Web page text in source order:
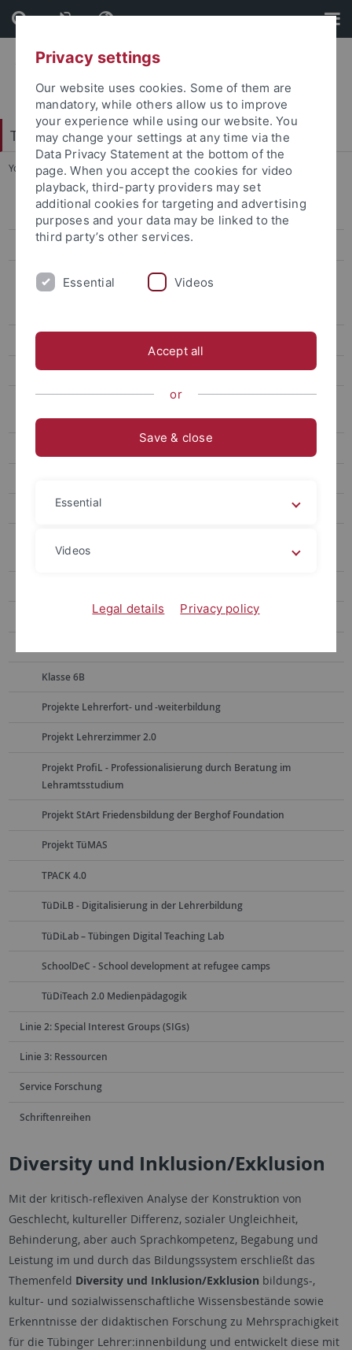
Skip
to
content
Skip
to
footer
Tübingen School of Education (TüSE)
You are here: Startseite ... Diversity und Inklusion/Exklusion
Linie 1: Laufende Projekte
DiA:Net - Digitale Medien im adaptiven Unterricht
MINT-ProNeD - Professionelle Netzwerke zur Förderung adaptiver,
prozessbezogener digitalgestützter Innovationen in der MINT-
Abgeschlossene Projekte
Begleitforschung Internationalisierung
Begleitforschung Kompetenzmodellierung und
Kompetenzentwicklung
Begleitforschung Portfolio
im Lehramtsstudium
Diversity und Inklusion/Exklusion
Klasse 6B
Projekte Lehrerfort- und -weiterbildung
Projekt Lehrerzimmer 2.0
Projekt ProfiL - Professionalisierung durch Beratung im
Lehramtsstudium
Projekt StArt Friedensbildung der Berghof Foundation
Projekt TüMAS
TPACK 4.0
TüDiLB - Digitalisierung in der Lehrerbildung
TüDiLab – Tübingen Digital Teaching Lab
SchoolDeC - School development at refugee camps
TüDiTeach 2.0 Medienpädagogik
Linie 2: Special Interest Groups (SIGs)
Linie 3: Ressourcen
Service Forschung
Schriftenreihen
Diversity und Inklusion/Exklusion
Mit der kritisch-reflexiven Analyse der Konstruktion von
Geschlecht, kultureller Differenz, sozialer Ungleichheit,
Behinderung, aber auch Sprachkompetenz, Begabung und
Leistung im und durch das Bildungssystem erschließt das
Themenfeld Diversity und Inklusion/Exklusion bildungs-,
kultur- und sozialwissenschaftliche Wissensbestände sowie
Erkenntnisse der didaktischen Forschung zu Mehrsprachigkeit
für die Tübinger Lehrer:innenbildung und entwickelt diese mit
Privacy settings
Our website uses cookies. Some of them are
mandatory, while others allow us to improve
your experience while using our website. You
may change your settings at any time via the
Data Privacy Statement at the bottom of the
page. When you accept the cookies for video
playback, third-party providers may set
additional cookies for targeting and advertising
purposes and your data may be linked to the
third party’s other services.
Essential Videos
Accept all
or
Save & close
Essential
Videos
Legal details Privacy policy